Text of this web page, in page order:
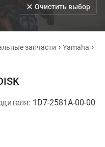
Очистить выбор
запчасти
Yamaha
1D7-2581A-00-00